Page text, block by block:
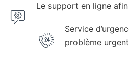
Le support en ligne afin
Service
problème urgent